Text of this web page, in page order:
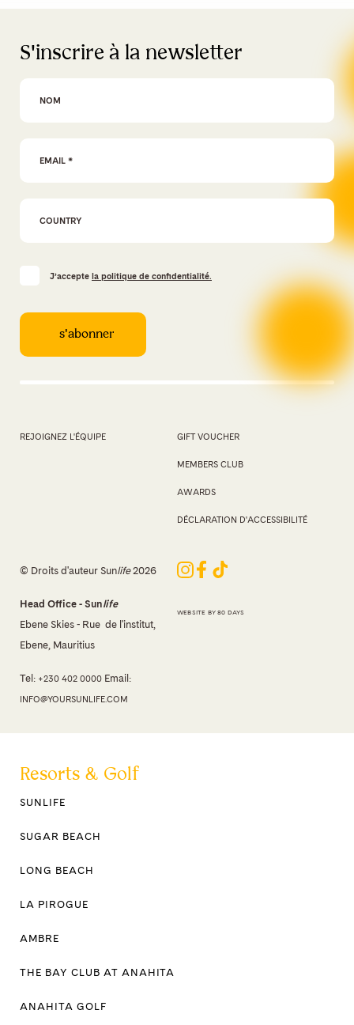
S'inscrire à la newsletter
J’accepte la politique de confidentialité.
REJOIGNEZ L'ÉQUIPE GIFT VOUCHER
MEMBERS CLUB
AWARDS
DÉCLARATION D'ACCESSIBILITÉ
© Droits d'auteur Sunlife2026
Head Office - Sunlife
Ebene Skies - Rue de l'institut,
Ebene, Mauritius
Tel: +230 402 0000 Email:
INFO@YOURSUNLIFE.COM
WEBSITE BY 80 DAYS
Resorts & Golf
SUNLIFE
SUGAR BEACH
LONG BEACH
LA PIROGUE
AMBRE
THE BAY CLUB AT ANAHITA
ANAHITA GOLF